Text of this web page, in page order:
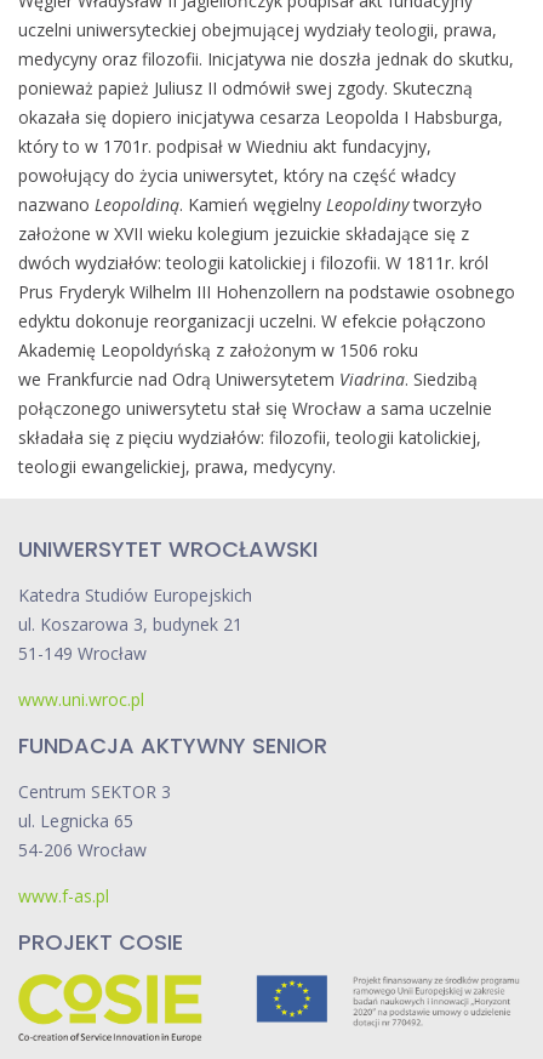
uczelni uniwersyteckiej obejmującej wydziały teologii, prawa,
medycyny oraz filozofii. Inicjatywa nie doszła jednak do skutku,
ponieważ papież Juliusz II odmówił swej zgody. Skuteczną
okazała się dopiero inicjatywa cesarza Leopolda I Habsburga,
który to w 1701r. podpisał w Wiedniu akt fundacyjny,
powołujący do życia uniwersytet, który na część władcy
nazwano Leopoldiną. Kamień węgielny Leopoldinytworzyło
założone w XVII wieku kolegium jezuickie składające się z
dwóch wydziałów: teologii katolickiej i filozofii. W 1811r. król
Prus Fryderyk Wilhelm III Hohenzollern na podstawie osobnego
edyktu dokonuje reorganizacji uczelni. W efekcie połączono
Akademię Leopoldyńską z założonym w 1506 roku
we Frankfurcie nad Odrą Uniwersytetem Viadrina. Siedzibą
połączonego uniwersytetu stał się Wrocław a sama uczelnie
składała się z pięciu wydziałów: filozofii, teologii katolickiej,
teologii ewangelickiej, prawa, medycyny.
UNIWERSYTET WROCŁAWSKI
Katedra Studiów Europejskich
ul. Koszarowa 3, budynek 21
51-149 Wrocław
www.uni.wroc.pl
FUNDACJA AKTYWNY SENIOR
Centrum SEKTOR 3
ul. Legnicka 65
54-206 Wrocław
www.f-as.pl
PROJEKT COSIE